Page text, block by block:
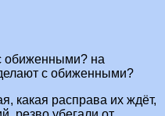
обиженными? на
с обиженными?
какая расправа их ждёт,